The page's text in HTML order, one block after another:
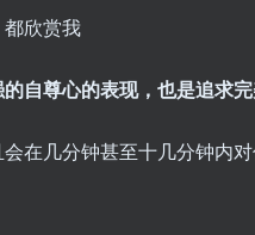
欣赏我
自尊心的表现，也是追求
在几分钟甚至十几分钟内